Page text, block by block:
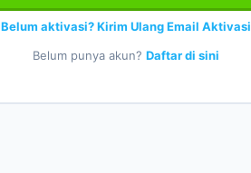
Belum aktivasi? Kirim Ulang Email Aktivasi
Belum punya akun? Daftar di sini